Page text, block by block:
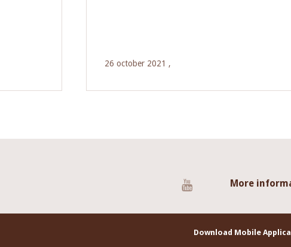
26 october 2021 ,
More
Download Mobile